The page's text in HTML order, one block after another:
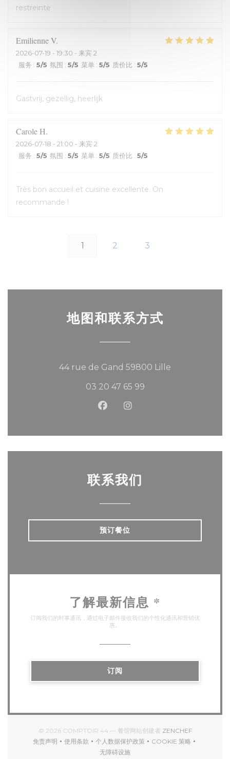
restreinte
EmilienneV
2026-07-19 - 19:30 - 来宾 2
服务 : 5/5 氛围 : 5/5 菜单 : 5/5 质价比 : 5/5
Gastvrij, gezellig, heerlijk
CaroleH
2026-07-18 - 21:00 - 来宾 2
服务 : 5/5 氛围 : 5/5 菜单 : 5/5 质价比 : 5/5
Très bon accueil et cuisine excellente. On
recommande !
1 2 3
地图和联系方式
44 rue de Gand 59800 Lille
03 20 47 65 99
Facebook ((在新窗口中打开))
Instagram ((在新窗口
联系我们
预订餐位
了解最新信息 *
订阅我们的时事通讯，通过电子邮件接收我们的个性化通讯和营销优
惠。
订阅
© 2026 COMPTOIR 44 — 餐馆网站创建者 ZENCHEF((在新窗口中
免责声明
((在新窗口中打开))
使用条款
((在新窗口中打开))
个人数据保护政策
((在新窗口中打开))
COOKIE 策略
((在新窗口中打开))
无障碍设施
((在新窗口中打开))